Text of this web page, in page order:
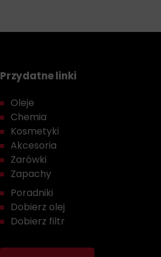
Przydatne linki
Oleje
Chemia
Kosmetyki
Akcesoria
Żarówki
Zapachy
Poradniki
Dobierz olej
Dobierz filtr